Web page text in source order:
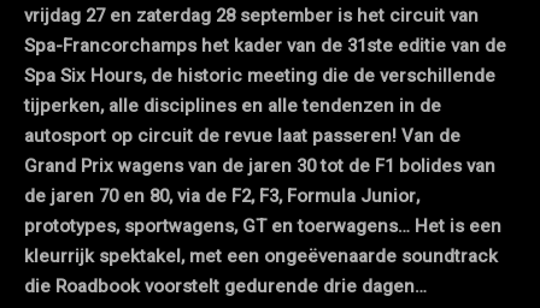
vrijdag 27 en zaterdag 28 september is het circuit van
Spa-Francorchamps het kader van de 31ste editie van de
Spa Six Hours, de historic meeting die de verschillende
tijperken, alle disciplines en alle tendenzen in de
autosport op circuit de revue laat passeren! Van de
Grand Prix wagens van de jaren 30 tot de F1 bolides van
de jaren 70 en 80, via de F2, F3, Formula Junior,
prototypes, sportwagens, GT en toerwagens… Het is een
kleurrijk spektakel, met een ongeëvenaarde soundtrack
die Roadbook voorstelt gedurende drie dagen…